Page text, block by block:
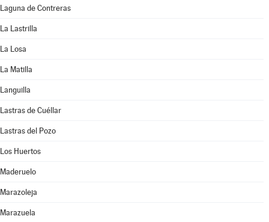
Laguna de Contreras
La Lastrilla
La Losa
La Matilla
Languilla
Lastras de Cuéllar
Lastras del Pozo
Los Huertos
Maderuelo
Marazoleja
Marazuela